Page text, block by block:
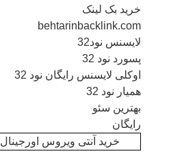
خرید بک لینک
behtarinbacklink.com
لایسنس نود32
پسورد نود 32
اوکلی لایسنس رایگان نود 32
همیار نود 32
بهترین سئو
رایگان
خرید آنتی ویروس اورجینال